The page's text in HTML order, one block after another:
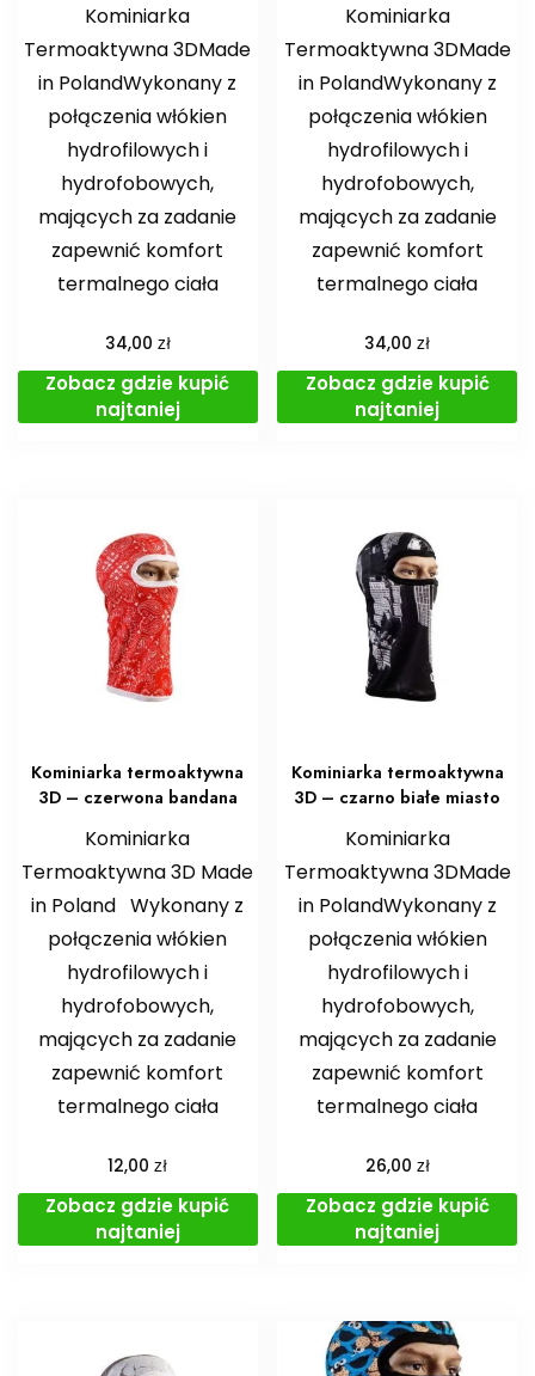
Kominiarka
Termoaktywna 3DMade
in PolandWykonany z
połączenia włókien
hydrofilowych i
hydrofobowych,
mających za zadanie
zapewnić komfort
termalnego ciała
34,00 zł
Zobacz gdzie kupić
najtaniej
Kominiarka
Termoaktywna 3DMade
in PolandWykonany z
połączenia włókien
hydrofilowych i
hydrofobowych,
mających za zadanie
zapewnić komfort
termalnego ciała
34,00zł
Zobacz gdzie kupić
najtaniej
Kominiarka termoaktywna
3D – czerwona bandana
Kominiarka
Termoaktywna 3D Made
in Poland Wykonany z
połączenia włókien
hydrofilowych i
hydrofobowych,
mających za zadanie
zapewnić komfort
termalnego ciała
12,00zł
Zobacz gdzie kupić
najtaniej
Kominiarka termoaktywna
3D – czarno białe miasto
Kominiarka
Termoaktywna 3DMade
in PolandWykonany z
połączenia włókien
hydrofilowych i
hydrofobowych,
mających za zadanie
zapewnić komfort
termalnego ciała
26,00 zł
Zobacz gdzie kupić
najtaniej